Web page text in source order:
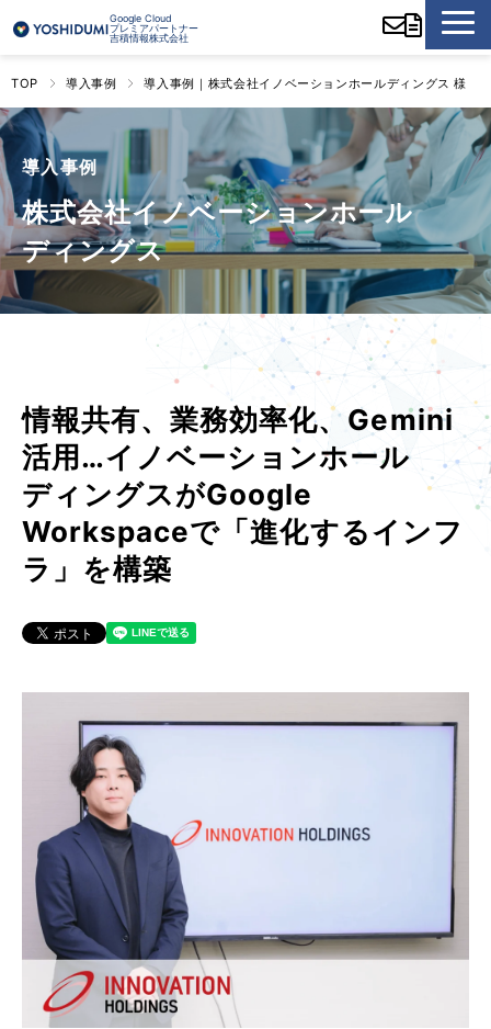
Google Cloud
プレミアパートナー
吉積情報株式会社
TOP 導入事例 導入事例｜株式会社イノベーションホールディングス 様
導入事例
株式会社イノベーションホール
ディングス
情報共有、業務効率化、Gemini
活用…イノベーションホール
ディングスがGoogle
Workspaceで「進化するインフ
ラ」を構築